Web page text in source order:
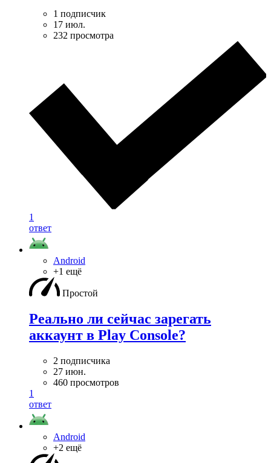
1 подписчик
17 июл.
232 просмотра
1
ответ
Android
+1 ещё
Простой
Реально ли сейчас зарегать
аккаунт в Play Console?
2 подписчика
27 июн.
460 просмотров
1
ответ
Android
+2 ещё